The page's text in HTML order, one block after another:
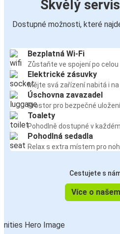
Skvělý
Dostupné možnosti, které
Bezplatná Wi-Fi
Zůstaňte ve spojení po
Elektrické zásuvky
Mějte svá zařízení nabitá i
Úschovna zavazadel
Prostor pro bezpečné
Toalety
Pohodlně dostupné v
Pohodlná sedadla
Relax s extra místem pro
Cestujete s
Více o